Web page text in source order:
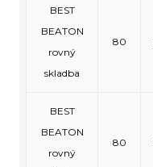
BEST
BEATON
rovný
skladba
80
BEST
BEATON
rovný
80